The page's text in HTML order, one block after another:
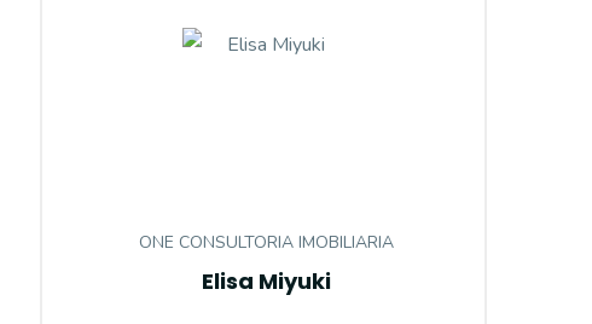
ONE CONSULTORIA IMOBILIARIA
Elisa Miyuki